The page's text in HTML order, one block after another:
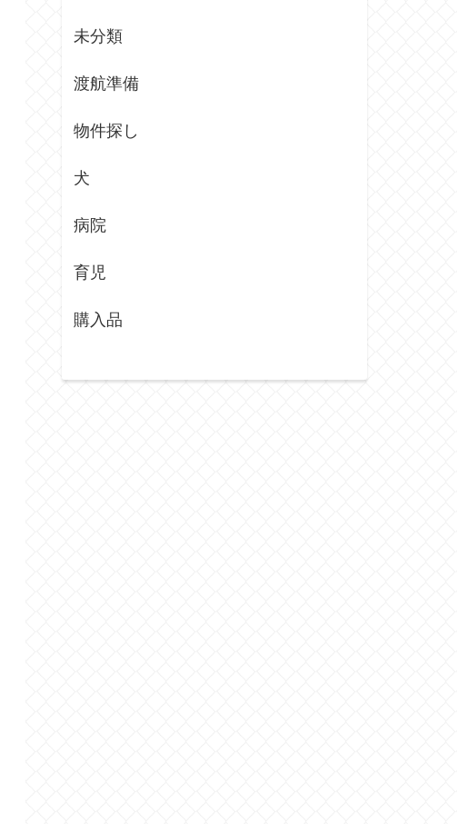
未分類
渡航準備
物件探し
犬
病院
育児
購入品